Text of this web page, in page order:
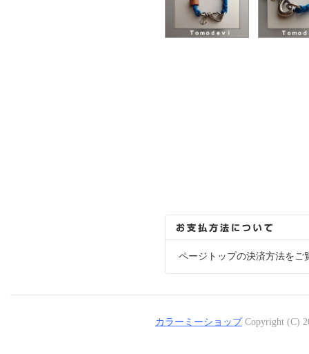
ページトップの決済方法をご
カラーミーショップ Copyright (C)